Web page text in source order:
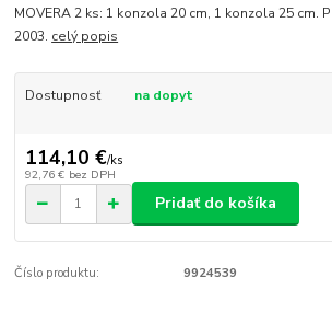
MOVERA 2 ks: 1 konzola 20 cm, 1 konzola 25 cm.
2003. celý popis
Dostupnosť na dopyt
114,10 €/ks
92,76 € bez DPH
Pridať do košíka
Číslo produktu: 9924539